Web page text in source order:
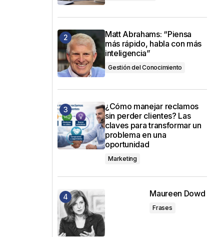
Matt Abrahams: “Piensa
más rápido, habla con más
inteligencia”
Gestión del Conocimiento
¿Cómo manejar reclamos
sin perder clientes? Las
claves para transformar un
problema en una
oportunidad
Marketing
Maureen Dowd
Frases